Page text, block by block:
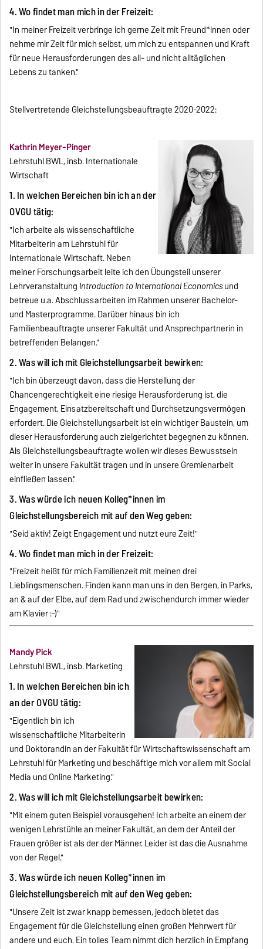
4. Wo findet man mich in der Freizeit:
"In meiner Freizeit verbringe ich gerne Zeit mit Freund*innen oder
nehme mir Zeit für mich selbst, um mich zu entspannen und Kraft
für neue Herausforderungen des all- und nicht alltäglichen
Lebens zu tanken."
Stellvertretende Gleichstellungsbeauftragte 2020-2022:
Kathrin Meyer-Pinger
Lehrstuhl BWL, insb. Internationale
Wirtschaft
1. In welchen Bereichen bin ich an der
OVGU tätig:
"Ich arbeite als wissenschaftliche
Mitarbeiterin am Lehrstuhl für
Internationale Wirtschaft. Neben
meiner Forschungsarbeit leite ich den Übungsteil unserer
Lehrveranstaltung Introduction to International Economicsund
betreue u.a. Abschlussarbeiten im Rahmen unserer Bachelor-
und Masterprogramme. Darüber hinaus bin ich
Familienbeauftragte unserer Fakultät und Ansprechpartnerin in
betreffenden Belangen."
2. Was will ich mit Gleichstellungsarbeit bewirken:
"Ich bin überzeugt davon, dass die Herstellung der
Chancengerechtigkeit eine riesige Herausforderung ist, die
Engagement, Einsatzbereitschaft und Durchsetzungsvermögen
erfordert. Die Gleichstellungsarbeit ist ein wichtiger Baustein, um
dieser Herausforderung auch zielgerichtet begegnen zu können.
Als Gleichstellungsbeauftragte wollen wir dieses Bewusstsein
weiter in unsere Fakultät tragen und in unsere Gremienarbeit
einfließen lassen."
3. Was würde ich neuen Kolleg*innen im
Gleichstellungsbereich mit auf den Weg geben:
"Seid aktiv! Zeigt Engagement und nutzt eure Zeit!"
4. Wo findet man mich in der Freizeit:
"Freizeit heißt für mich Familienzeit mit meinen drei
Lieblingsmenschen. Finden kann man uns in den Bergen, in Parks,
an & auf der Elbe, auf dem Rad und zwischendurch immer wieder
am Klavier :-)"
Mandy Pick
Lehrstuhl BWL, insb. Marketing
1. In welchen Bereichen bin ich
an der OVGU tätig:
"Eigentlich bin ich
wissenschaftliche Mitarbeiterin
und Doktorandin an der Fakultät für Wirtschaftswissenschaft am
Lehrstuhl für Marketing und beschäftige mich vor allem mit Social
Media und Online Marketing."
2. Was will ich mit Gleichstellungsarbeit bewirken:
"Mit einem guten Beispiel vorausgehen! Ich arbeite an einem der
wenigen Lehrstühle an meiner Fakultät, an dem der Anteil der
Frauen größer ist als der der Männer. Leider ist das die Ausnahme
von der Regel."
3. Was würde ich neuen Kolleg*innen im
Gleichstellungsbereich mit auf den Weg geben:
"Unsere Zeit ist zwar knapp bemessen, jedoch bietet das
Engagement für die Gleichstellung einen großen Mehrwert für
andere und euch. Ein tolles Team nimmt dich herzlich in Empfang